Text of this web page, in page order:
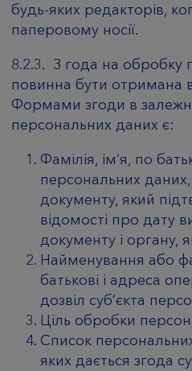
будь-яких редакторів,
паперовому носії.
8.2.3. З года на обробку
повинна бути отримана
Формами згоди в
персональних даних є:
Фамілія, ім’я, по
персональних
документу, який
відомості про дату
документу і органу,
Найменування або
батькові і адреса
дозвіл суб’єкта
Ціль обробки
Список
яких дається згода